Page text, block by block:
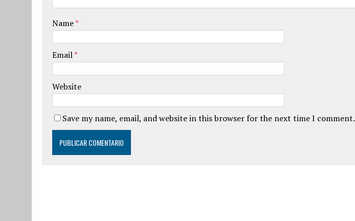
Name*
Email*
Website
Save my name, email, and website in this browser for the next time I comment.